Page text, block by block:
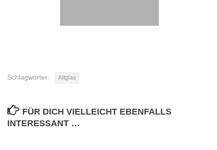
Schlagwörter: Altglas
FÜR DICH VIELLEICHT EBENFALLS
INTERESSANT …